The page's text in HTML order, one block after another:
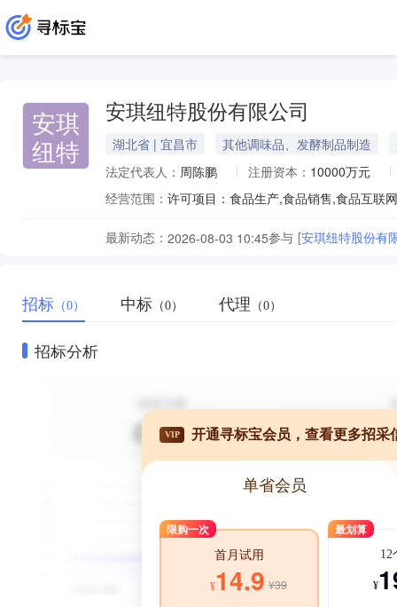
安琪
纽特
安琪纽特股份有限公司
湖北省 | 宜昌市 其他调味品、发酵制品制造
法定代表人： 周陈鹏 注册资本： 10000万元
经营范围：
最新动态： 2026-08-03 10:45参与 [安琪纽特股份有
招标 （0） 中标 （0） 代理 （0）
招标分析
VIP 开通寻标宝会员，查看更多招采
单省会员
限购一次
首月试用
¥14.9 ¥39
最划算
12
¥